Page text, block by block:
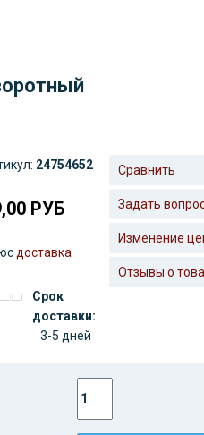
24754652
РУБ
доставка
Срок
доставки:
3-5 дней
Сравнить
Задать
Изменение
Отзывы о